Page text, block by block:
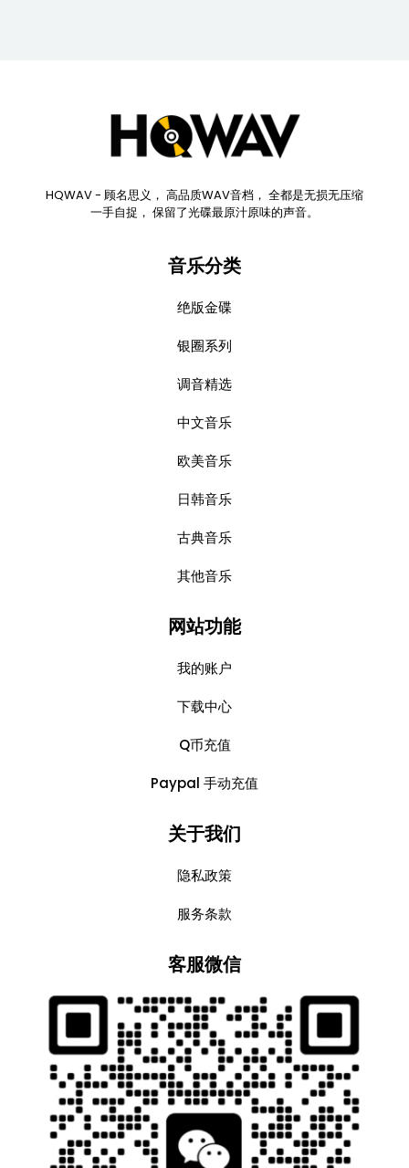
HQWAV - 顾名思义， 高品质WAV音档， 全都是无损无压缩
一手自捉， 保留了光碟最原汁原味的声音。
音乐分类
绝版金碟
银圈系列
调音精选
中文音乐
欧美音乐
日韩音乐
古典音乐
其他音乐
网站功能
我的账户
下载中心
Q币充值
Paypal 手动充值
关于我们
隐私政策
服务条款
客服微信